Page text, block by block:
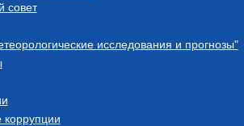
совет
исследования и прогнозы"
коррупции